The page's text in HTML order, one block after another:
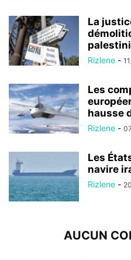
La
Rizlene -
Les
hausse
Rizlene -
Les
navire
Rizlene -
AUCUN